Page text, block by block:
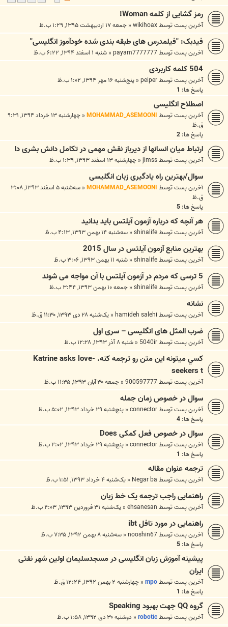
رمز گشایی از کلمه Woman!
آخرین پست توسطwikihoax
« جمعه ۱۷ اردیبهشت ۱۳۹۵, ۱:۲۹ ب.ظ
فیدبک: "فیلمدرس های طبقه بندی شده خودآموز انگلیسی"
آخرین پست توسطpayam7777777
« شنبه ۱ اسفند ۱۳۹۴, ۶:۲۲ ب.ظ
504 کلمه کاربردی
آخرین پست توسطpeiper
« پنج‌شنبه ۱۶ مهر ۱۳۹۴, ۱:۰۲ ب.ظ
پاسخ ها: 1
اصطلاح انگلیسی
آخرین پست توسطMOHAMMAD_ASEMOONI
«
چهارشنبه ۱۳ خرداد ۱۳۹۴, ۹:۳۱
ق.ظ
پاسخ ها: 2
ارتباط میان انسانها از دیرباز نقش مهمی در تکامل دانش بشری دا
آخرین پست توسطjimss
« چهارشنبه ۱۳ اسفند ۱۳۹۳, ۱:۳۹ ب.ظ
سوال/بهترین راه یادگیری زبان انگلیسی
آخرین پست توسطMOHAMMAD_ASEMOONI
«
سه‌شنبه ۵ اسفند ۱۳۹۳, ۳:۰۸
ق.ظ
پاسخ ها: 5
هر آنچه که درباره آزمون آیلتس باید بدانید
آخرین پست توسطshinalife
« سه‌شنبه ۱۴ بهمن ۱۳۹۳, ۴:۱۳ ب.ظ
بهترین منابع آزمون آیلتس در سال 2015
آخرین پست توسطshinalife
« شنبه ۱۱ بهمن ۱۳۹۳, ۳:۰۶ ب.ظ
5 ترسی که مردم در آزمون آیلتس با آن مواجه می شوند
آخرین پست توسطshinalife
« جمعه ۱۰ بهمن ۱۳۹۳, ۳:۴۴ ب.ظ
نشانه
آخرین پست توسطhamideh salehi
« یک‌شنبه ۲۸ دی ۱۳۹۳, ۱۱:۳۰ ق.ظ
ضرب المثل های انگلیسی – سری اول
آخرین پست توسط5040ir
« شنبه ۸ آذر ۱۳۹۳, ۱۲:۲۸ ب.ظ
كسي ميتونه اين متن رو ترجمه كنه. Katrine asks love-
seekers t
آخرین پست توسط900597777
« جمعه ۳۰ آبان ۱۳۹۳, ۱۱:۳۵ ب.ظ
سوال در خصوص زمان جمله
آخرین پست توسطconnector
« پنج‌شنبه ۲۹ خرداد ۱۳۹۳, ۵:۰۲ ب.ظ
پاسخ ها: 4
سوال در خصوص فعل کمکی Does
آخرین پست توسطconnector
« پنج‌شنبه ۲۹ خرداد ۱۳۹۳, ۲:۰۲ ب.ظ
پاسخ ها: 1
ترجمه عنوان مقاله
آخرین پست توسطNegar ba
« یک‌شنبه ۴ خرداد ۱۳۹۳, ۱:۵۱ ب.ظ
راهنمایی راجب ترجمه یک خط زبان
آخرین پست توسطehsanesan
« یک‌شنبه ۳۱ فروردین ۱۳۹۳, ۴:۰۳ ب.ظ
راهنمایی در مورد تافل ibt
آخرین پست توسطnooshin67
« سه‌شنبه ۸ بهمن ۱۳۹۲, ۷:۳۵ ب.ظ
پاسخ ها: 5
پیشینه آموزش زبان انگلیسی در مسجدسلیمان اولین شهر نفتی
ایران
آخرین پست توسطmpo
« چهارشنبه ۲ بهمن ۱۳۹۲, ۱۲:۲۴ ق.ظ
پاسخ ها: 1
گروه QQ جهت بهبود Speaking
آخرین پست توسطrobotic
« دوشنبه ۳۰ دی ۱۳۹۲, ۱:۵۸ ب.ظ